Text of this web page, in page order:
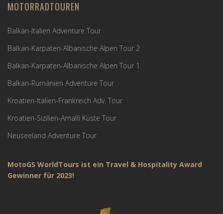
MOTORRADTOUREN
Balkan-Italien Adventure Tour
Balkan-Karpaten-Albanische Alpen Tour 2
Balkan-Karpaten-Albanische Alpen Tour 1
Balkan-Rumänien Adventure Tour
Kroatien-Italien-Frankreich Adv. Tour
Kroatien-Sizilien-Amalfi Küste Tour
Neuseeland Adventure Tour
MotoGS WorldTours ist ein Travel & Hospitality Award
Gewinner für 2023!